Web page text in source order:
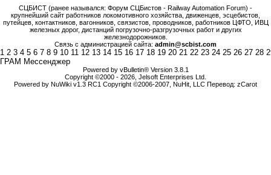
СЦБИСТ (ранее назывался: Форум СЦБистов - Railway Automation Forum) -
крупнейший сайт работников локомотивного хозяйства, движенцев, эсцебистов,
путейцев, контактников, вагонников, связистов, проводников, работников ЦФТО, ИВЦ
железных дорог, дистанций погрузочно-разгрузочных работ и других
железнодорожников.
Связь с администрацией сайта: admin@scbist.com
1 2 3 4 5 6 7 8 9 10 11 12 13 14 15 16 17 18 19 20 21 22 23 24 25 26 27 28
ГРАМ Мессенджер
Powered by vBulletin® Version 3.8.1
Copyright ©2000 - 2026, Jelsoft Enterprises Ltd.
Powered by NuWiki v1.3 RC1 Copyright ©2006-2007, NuHit, LLC Перевод: zCarot